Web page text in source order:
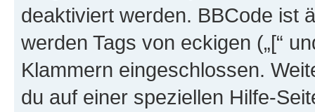
deaktiviert werden. BBCode ist
werden Tags von eckigen („[“
Klammern eingeschlossen.
du auf einer speziellen Hilfe-